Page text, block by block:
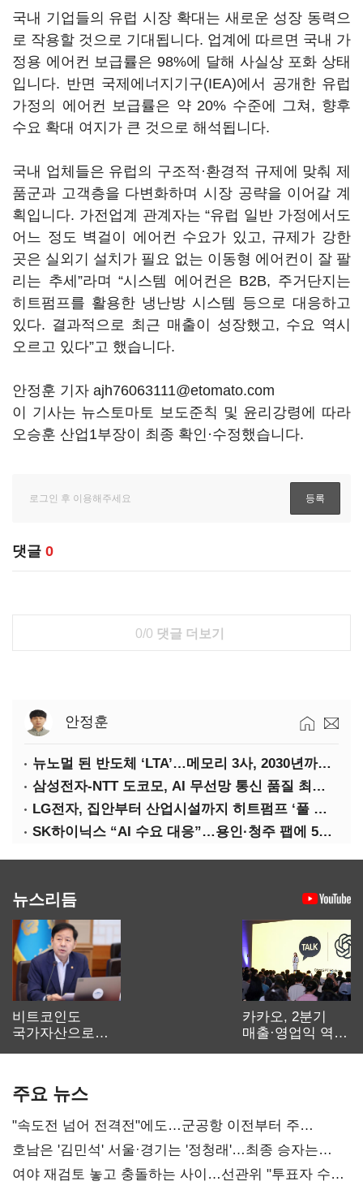
국내 기업들의 유럽 시장 확대는 새로운 성장 동력으
로 작용할 것으로 기대됩니다. 업계에 따르면 국내 가
정용 에어컨 보급률은 98%에 달해 사실상 포화 상태
입니다. 반면 국제에너지기구(IEA)에서 공개한 유럽
가정의 에어컨 보급률은 약 20% 수준에 그쳐, 향후
수요 확대 여지가 큰 것으로 해석됩니다.
국내 업체들은 유럽의 구조적·환경적 규제에 맞춰 제
품군과 고객층을 다변화하며 시장 공략을 이어갈 계
획입니다. 가전업계 관계자는 “유럽 일반 가정에서도
어느 정도 벽걸이 에어컨 수요가 있고, 규제가 강한
곳은 실외기 설치가 필요 없는 이동형 에어컨이 잘 팔
리는 추세”라며 “시스템 에어컨은 B2B, 주거단지는
히트펌프를 활용한 냉난방 시스템 등으로 대응하고
있다. 결과적으로 최근 매출이 성장했고, 수요 역시
오르고 있다”고 했습니다.
안정훈 기자 ajh76063111@etomato.com
이 기사는 뉴스토마토 보도준칙 및 윤리강령에 따라
오승훈 산업1부장이 최종 확인·수정했습니다.
댓글 0
0/0 댓글 더보기
안정훈
뉴노멀 된 반도체 ‘LTA’…메모리 3사, 2030년까지 54조 선불 계약
삼성전자-NTT 도코모, AI 무선망 통신 품질 최적화 기술 검증
LG전자, 집안부터 산업시설까지 히트펌프 ‘풀 라인업’ 강화
SK하이닉스 “AI 수요 대응”…용인·청주 팹에 54조 투자
뉴스리듬
비트코인도
국가자산으로…'
카카오, 2분기
매출·영업익 역대
주요 뉴스
"속도전 넘어 전격전"에도…군공항 이전부터 주
52시간까지 '뇌관'
호남은 '김민석' 서울·경기는 '정청래'…최종 승자는
'안갯속'
여야 재검토 놓고 충돌하는 사이…선관위 "투표자 수